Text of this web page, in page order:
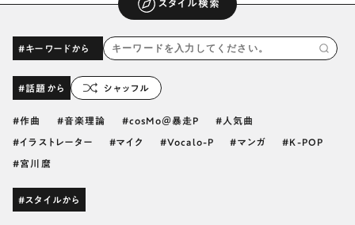
スタイル検索
#キーワードから
#話題から シャッフル
作曲 音楽理論 cosMo＠暴走P 人気曲
イラストレーター マイク Vocalo-P マンガ K-POP
宮川麿
#スタイルから